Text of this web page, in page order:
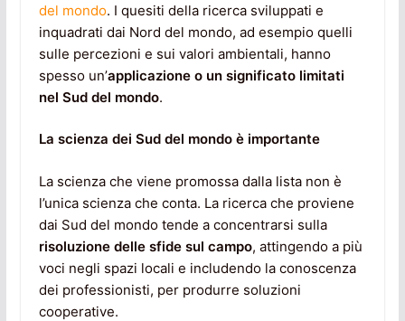
del mondo. I quesiti della ricerca sviluppati e
inquadrati dai Nord del mondo, ad esempio quelli
sulle percezioni e sui valori ambientali, hanno
spesso un’applicazione o un significato limitati
nel Sud del mondo.
La scienza dei Sud del mondo è importante
La scienza che viene promossa dalla lista non è
l’unica scienza che conta. La ricerca che proviene
dai Sud del mondo tende a concentrarsi sulla
risoluzione delle sfide sul campo, attingendo a più
voci negli spazi locali e includendo la conoscenza
dei professionisti, per produrre soluzioni
cooperative.